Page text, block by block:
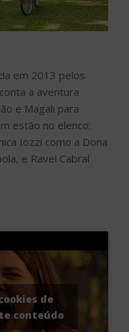
em 2013 pelos
a aventura
e Magali para
estão no elenco:
Iozzi como a Dona
e Ravel Cabral
de
conteúdo